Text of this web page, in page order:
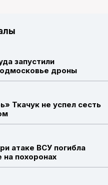
запустили
дроны
Ткачук не успел сесть
атаке ВСУ погибла
на похоронах